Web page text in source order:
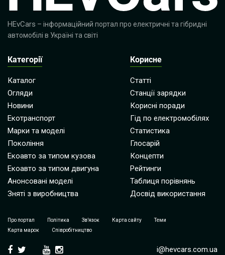
HEvCars – інформаційний портал про електричні та гібридні
автомобілі в Україні та світі
Категорії
Каталог
Огляди
Новини
Екотранспорт
Марки та моделі
Покоління
Екоавто за типом кузова
Екоавто за типом двигуна
Анонсовані моделі
Зняті з виробництва
Корисне
Статті
Станції зарядки
Корисні поради
Гід по електромобілях
Статистика
Глосарій
Концепти
Рейтинги
Таблиця порівнянь
Досвід використання
Про портал Політика Зв’язок Карта сайту
Теми
Карта марок
Співробітництво
i@hevcars.com.ua